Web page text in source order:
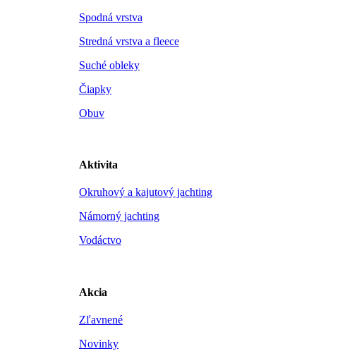
Spodná vrstva
Stredná vrstva a fleece
Suché obleky
Čiapky
Obuv
Aktivita
Okruhový a kajutový jachting
Námorný jachting
Vodáctvo
Akcia
Zľavnené
Novinky